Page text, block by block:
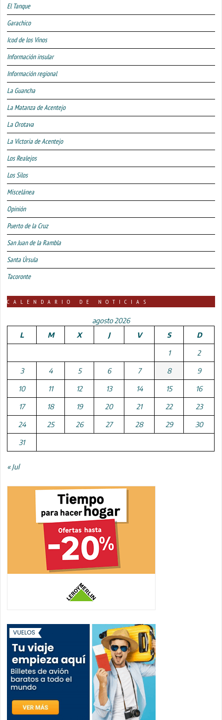
El Tanque
Garachico
Icod de los Vinos
Información insular
Información regional
La Guancha
La Matanza de Acentejo
La Orotava
La Victoria de Acentejo
Los Realejos
Los Silos
Miscelánea
Opinión
Puerto de la Cruz
San Juan de la Rambla
Santa Úrsula
Tacoronte
CALENDARIO DE NOTICIAS
agosto 2026
L
M X J V S D
1 2
3 4 5 6 7 8 9
10 11 12 13 14 15 16
17 18 19 20 21 22 23
24 25 26 27 28 29 30
31
« Jul